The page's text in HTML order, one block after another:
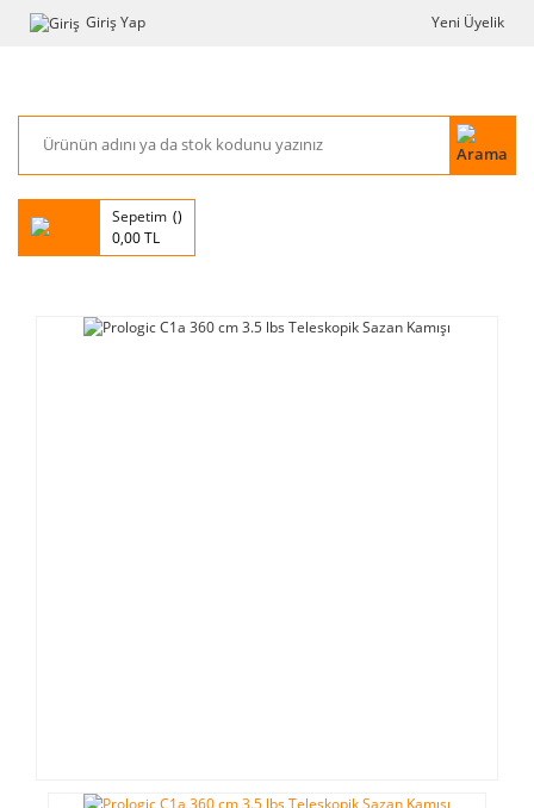
Giriş Yap Yeni Üyelik
Sepetim
0,00 TL